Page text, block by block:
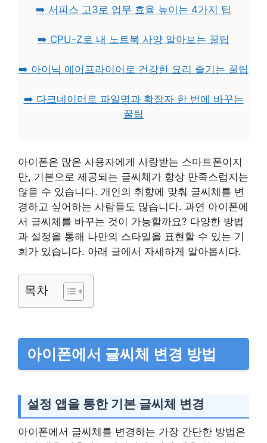
➡️ 서피스 고3로 업무 효율 높이는 4가지 팁
➡️ CPU-Z로 내 노트북 사양 알아보는 꿀팁
➡️ 아이닉 에어프라이어로 건강한 요리 즐기는 꿀팁
➡️ 다크네이머로 파일명과 확장자 한 번에 바꾸는
꿀팁
아이폰은 많은 사용자에게 사랑받는 스마트폰이지
만, 기본으로 제공되는 글씨체가 항상 만족스럽지는
않을 수 있습니다. 개인의 취향에 맞춰 글씨체를 변
경하고 싶어하는 사람들도 많습니다. 과연 아이폰에
서 글씨체를 바꾸는 것이 가능할까요? 다양한 방법
과 설정을 통해 나만의 스타일을 표현할 수 있는 기
회가 있습니다. 아래 글에서 자세하게 알아봅시다.
목차
아이폰에서 글씨체 변경 방법
설정 앱을 통한 기본 글씨체 변경
아이폰에서 글씨체를 변경하는 가장 간단한 방법은